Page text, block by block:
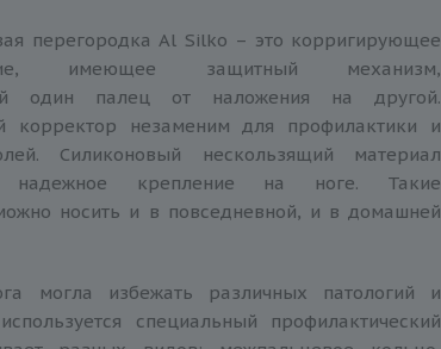
перегородка Al Silko – это корригирующее
имеющее защитный механизм,
один палец от наложения на другой.
корректор незаменим для профилактики и
Силиконовый нескользящий материал
надежное крепление на ноге. Такие
носить и в повседневной, и в домашней
избежать различных патологий и
специальный профилактический